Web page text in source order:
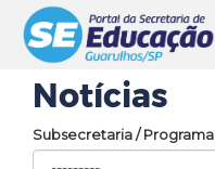
Notícias
Subsecretaria / Programa